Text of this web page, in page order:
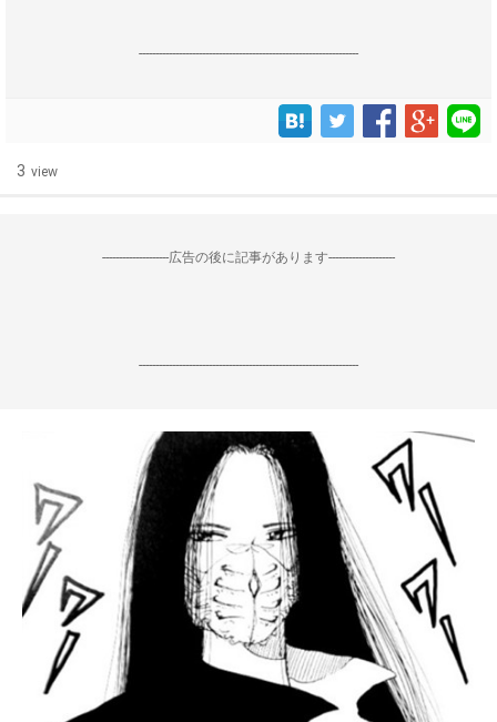
------------------------------------------------------------------
3 view
--------------------広告の後に記事があります--------------------
------------------------------------------------------------------